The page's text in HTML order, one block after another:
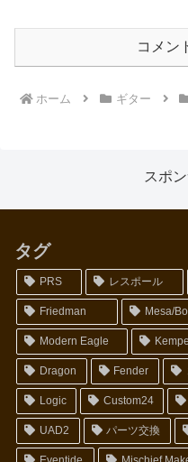
コメン
ホーム ギター
スポ
タグ
PRS レスポール
Friedman Mesa/
Modern Eagle
Dragon Fender
Logic Custom24
UAD2 パーツ交換